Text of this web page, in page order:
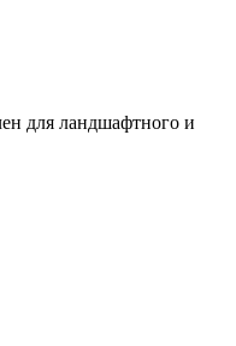
для ландшафтного и